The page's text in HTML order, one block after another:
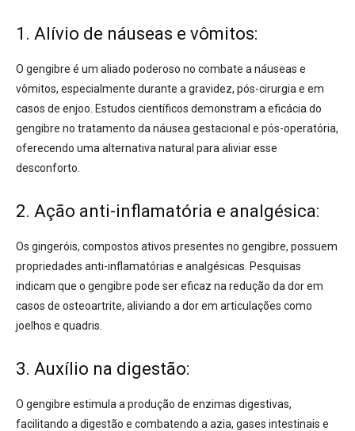
1. Alívio de náuseas e vômitos:
O gengibre é um aliado poderoso no combate a náuseas e
vômitos, especialmente durante a gravidez, pós-cirurgia e em
casos de enjoo. Estudos científicos demonstram a eficácia do
gengibre no tratamento da náusea gestacional e pós-operatória,
oferecendo uma alternativa natural para aliviar esse
desconforto.
2. Ação anti-inflamatória e analgésica:
Os gingeróis, compostos ativos presentes no gengibre, possuem
propriedades anti-inflamatórias e analgésicas. Pesquisas
indicam que o gengibre pode ser eficaz na redução da dor em
casos de osteoartrite, aliviando a dor em articulações como
joelhos e quadris.
3. Auxílio na digestão:
O gengibre estimula a produção de enzimas digestivas,
facilitando a digestão e combatendo a azia, gases intestinais e